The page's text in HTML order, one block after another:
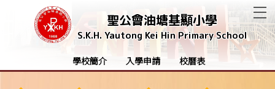
聖公會油塘基顯小學
S.K.H. Yautong Kei Hin Primary School
學校簡介 入學申請 校曆表